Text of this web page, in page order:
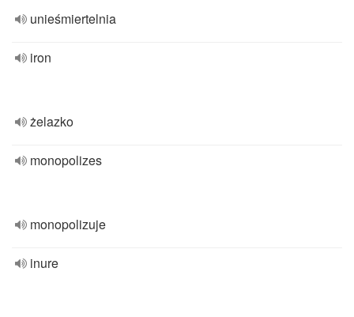
unieśmiertelnia
iron
żelazko
monopolizes
monopolizuje
inure